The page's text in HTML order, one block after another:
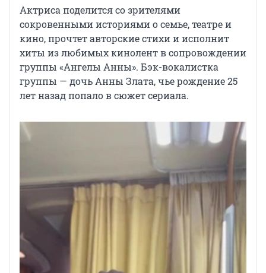
Актриса поделится со зрителями
сокровенными историями о семье, театре и
кино, прочтет авторские стихи и исполнит
хиты из любимых кинолент в сопровождении
группы «Ангелы Анны». Бэк-вокалистка
группы — дочь Анны Злата, чье рождение 25
лет назад попало в сюжет сериала.